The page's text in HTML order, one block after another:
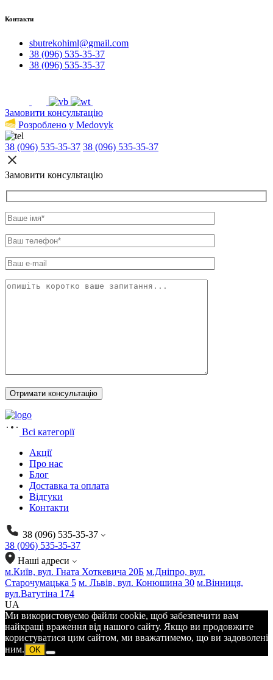
Контакти
sbutrekohiml@gmail.com
38 (096) 535-35-37
38 (096) 535-35-37
Замовити консультацію
Розроблено у Medovyk
38 (096) 535-35-37 38 (096) 535-35-37
Замовити консультацію
Всі категорії
Акції
Про нас
Блог
Доставка та оплата
Відгуки
Контакти
38 (096) 535-35-37
38 (096) 535-35-37
Наші адреси
м.Київ, вул. Гната Хоткевича 20Б м.Дніпро, вул.
Старочумацька 5 м. Львів, вул. Конюшина 30 м.Вінниця,
вул.Ватутіна 174
UA
Ми використовуємо файли cookie, щоб забезпечити вам
найкращі враження від нашого сайту. Якщо ви продовжите
користуватися цим сайтом, ми вважатимемо, що ви задоволені
ним. OK